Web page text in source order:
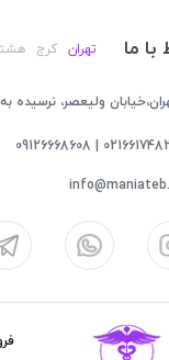
با ما تهران کرج
ولیعصر، نرسیده
02166174826 |